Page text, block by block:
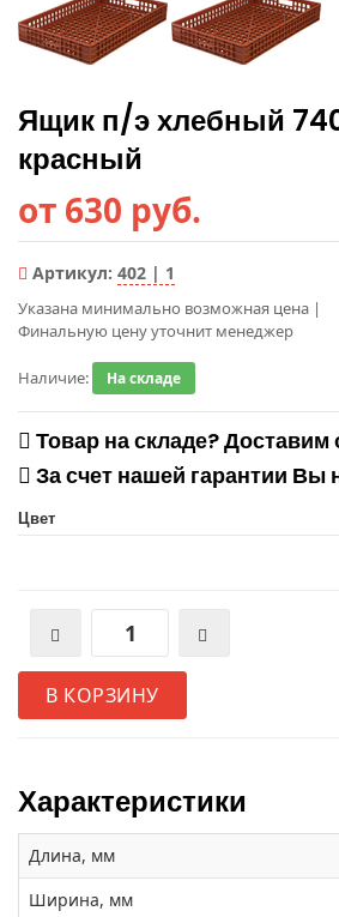
Ящик п/э хлебный
красный
от 630 руб.
Артикул: 402 | 1
Указана минимально возможная цена |
Финальную цену уточнит менеджер
Наличие: На складе
Товар на складе? Доставим
За счет нашей гарантии Вы
Цвет
В КОРЗИНУ
Характеристики
Длина, мм
Ширина, мм